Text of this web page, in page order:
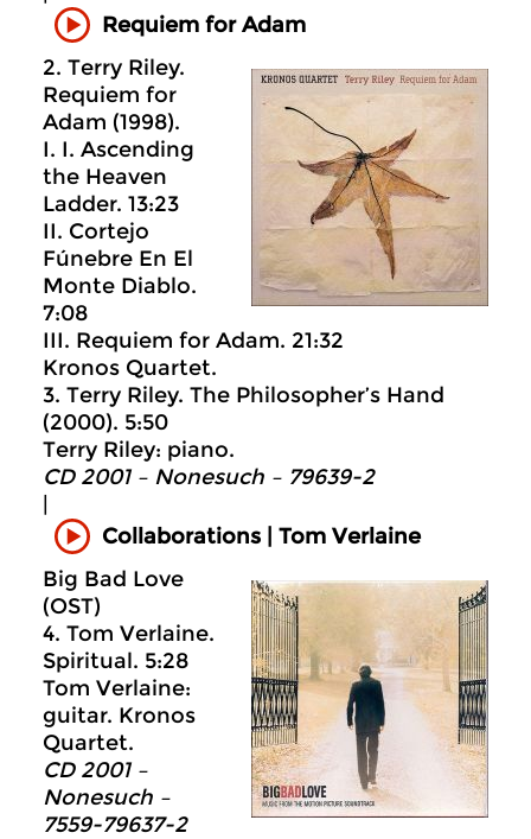
Requiem for Adam
2. Terry Riley.
Requiem for
Adam (1998).
I. I. Ascending
the Heaven
Ladder. 13:23
II. Cortejo
Fúnebre En El
Monte Diablo.
7:08
III. Requiem for Adam. 21:32
Kronos Quartet.
3. Terry Riley. The Philosopher’s Hand
(2000). 5:50
Terry Riley: piano.
CD 2001 – Nonesuch ‎– 79639-2
Collaborations | Tom Verlaine
Big Bad Love
(OST)
4. Tom Verlaine.
Spiritual. 5:28
Tom Verlaine:
guitar. Kronos
Quartet.
CD 2001 –
Nonesuch –
7559-79637-2